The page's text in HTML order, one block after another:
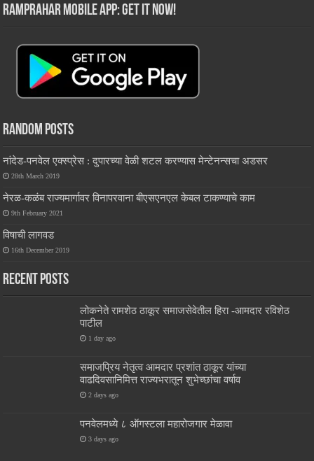
RamPrahar Mobile App: Get it Now!
Random Posts
नांदेड-पनवेल एक्स्प्रेस : दुपारच्या वेळी शटल करण्यास मेन्टेनन्सचा अडसर
28th March 2019
नेरळ-कळंब राज्यमार्गावर विनापरवाना बीएसएनएल केबल टाकण्याचे काम
9th February 2021
विषाची लागवड
16th December 2019
Recent Posts
लोकनेते रामशेठ ठाकूर समाजसेवेतील हिरा -आमदार रविशेठ
पाटील
1 day ago
समाजप्रिय नेतृत्व आमदार प्रशांत ठाकूर यांच्या
वाढदिवसानिमित्त राज्यभरातून शुभेच्छांचा वर्षाव
2 days ago
पनवेलमध्ये ८ ऑगस्टला महारोजगार मेळावा
3 days ago